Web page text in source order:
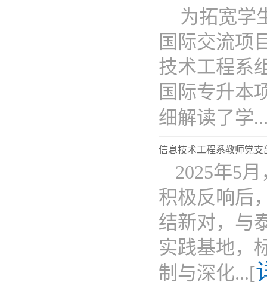
为拓宽学
国际交流项
技术工程系
国际专升本
细解读了学
信息技术工程系教师党支
2025年5
积极反响后
结新对，与
实践基地，
制与深化...[